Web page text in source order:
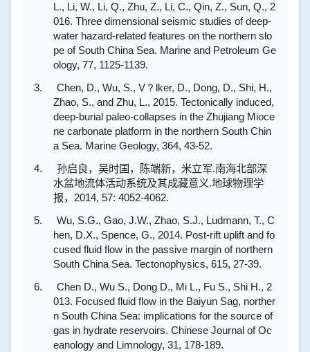
L., Li, W., Li, Q., Zhu, Z., Li, C., Qin, Z., Sun, Q., 2
016. Three dimensional seismic studies of deep-
water hazard-related features on the northern slo
pe of South China Sea. Marine and Petroleum Ge
ology, 77, 1125-1139.
3.
Chen, D., Wu, S., V？lker, D., Dong, D., Shi, H.,
Zhao, S., and Zhu, L., 2015. Tectonically induced,
deep-burial paleo-collapses in the Zhujiang Mioce
ne carbonate platform in the northern South Chin
a Sea. Marine Geology, 364, 43-52.
4.
孙启良，吴时国，陈端新，米立军.南海北部深
水盆地流体活动系统及其成藏意义.地球物理学
报， 2014, 57: 4052-4062.
5.
Wu, S.G., Gao, J.W., Zhao, S.J., Ludmann, T., C
hen, D.X., Spence, G., 2014. Post-rift uplift and fo
cused fluid flow in the passive margin of northern
South China Sea. Tectonophysics, 615, 27-39.
6.
Chen D., Wu S., Dong D., Mi L., Fu S., Shi H., 2
013. Focused fluid flow in the Baiyun Sag, norther
n South China Sea: implications for the source of
gas in hydrate reservoirs. Chinese Journal of Oc
eanology and Limnology, 31, 178-189.